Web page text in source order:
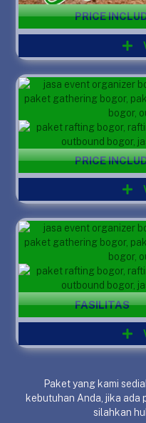
PRICE
PRICE
FASILITAS
Paket yang kami
kebutuhan Anda, jika ada
silahkan